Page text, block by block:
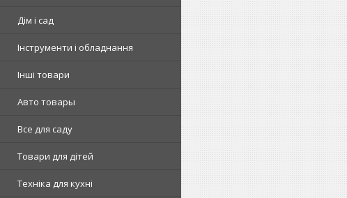
Дім і сад
Інструменти і обладнання
Інші товари
Авто товары
Все для саду
Товари для дітей
Техніка для кухні